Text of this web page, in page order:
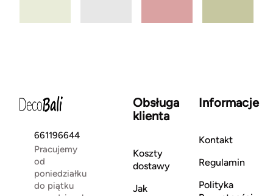
661196644
Pracujemy
od
poniedziałku
do piątku
Obsługa
klienta
Koszty
dostawy
Jak
Informacje
Kontakt
Regulamin
Polityka